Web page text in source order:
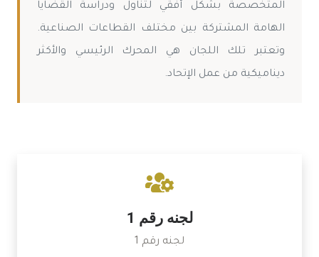
المتخصصة بشكل أفقي لتناول ودراسة القضايا
الهامة المشتركة بين مختلف القطاعات الصناعية.
وتعتبر تلك اللجان هي المحرك الرئيسي والأكثر
ديناميكية من عمل الإتحاد.
لجنه رقم 1
لجنه رقم 1